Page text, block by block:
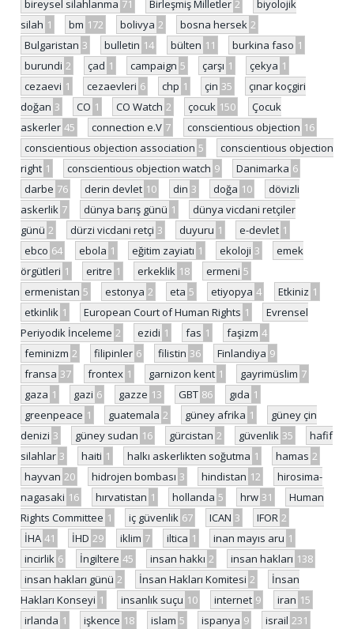
bireysel silahlanma 71 Birleşmiş Milletler 2
biyolojik
silah 1 bm 172 bolivya 2 bosna hersek 2
Bulgaristan 3 bulletin 14 bülten 11 burkina faso 1
burundi 2 çad 1 campaign 5 çarşı 1 çekya 1
cezaevi 1 cezaevleri 6 chp 1 çin 35
çınar koçgiri
doğan 3 CO 1 CO Watch 2 çocuk 150
Çocuk
askerler 45 connection e.V 7 conscientious objection 16
conscientious objection association 5
conscientious objection
right 1 conscientious objection watch 9 Danimarka 6
darbe 76 derin devlet 10 din 3 doğa 10
dövizli
askerlik 7 dünya barış günü 1
dünya vicdani retçiler
günü 2 dürzi vicdani retçi 3 duyuru 1 e-devlet 1
ebco 64 ebola 1 eğitim zayiatı 1 ekoloji 3
emek
örgütleri 1 eritre 1 erkeklik 18 ermeni 5
ermenistan 5 estonya 2 eta 5 etiyopya 4 Etkiniz 1
etkinlik 1 European Court of Human Rights 1
Evrensel
Periyodik İnceleme 2 ezidi 1 fas 1 faşizm 4
feminizm 2 filipinler 6 filistin 36 Finlandiya 9
fransa 37 frontex 1 garnizon kent 1 gayrimüslim 7
gaza 1 gazi 6 gazze 13 GBT 86 gıda 1
greenpeace 1 guatemala 2 güney afrika 1
güney çin
denizi 3 güney sudan 16 gürcistan 2 güvenlik 35
hafif
silahlar 3 haiti 1 halkı askerlikten soğutma 1 hamas 2
hayvan 20 hidrojen bombası 3 hindistan 12
hirosima-
nagasaki 16 hırvatistan 1 hollanda 5 hrw 31
Human
Rights Committee 1 iç güvenlik 67 ICAN 3 IFOR 2
İHA 41 İHD 29 iklim 7 iltica 1 inan mayıs aru 1
incirlik 6 İngiltere 45 insan hakkı 2 insan hakları 138
insan hakları günü 2 İnsan Hakları Komitesi 2
İnsan
Hakları Konseyi 1 insanlık suçu 10 internet 9 iran 15
irlanda 1 işkence 18 islam 5 ispanya 9 israil 231